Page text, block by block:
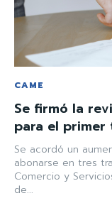
CAME
Se firmó la
para el
Se acordó un
abonarse en tres tramos. La Cámara
Comercio y
de...